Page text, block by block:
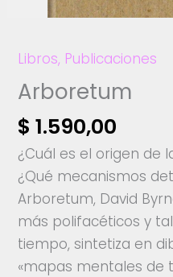
Libros, Publicaciones
Arboretum
$ 1.590,00
¿Cuál es el origen de
¿Qué mecanismos
Arboretum, David
más polifacéticos y
tiempo, sintetiza en
«mapas mentales de